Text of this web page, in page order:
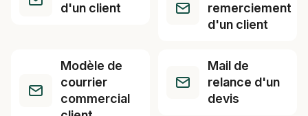
d'un client
remerciement
d'un client
Modèle de
courrier
commercial
Mail de
relance d'un
devis